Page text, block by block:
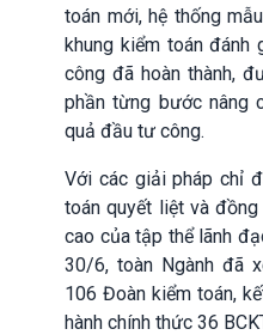
toán mới, hệ thống
khung kiểm toán
công đã hoàn thành,
phần từng bước nâng
quả đầu tư công.
Với các giải pháp chỉ
toán quyết liệt và
cao của tập thể lãnh
30/6, toàn Ngành đã
106 Đoàn kiểm toán,
hành chính thức 36